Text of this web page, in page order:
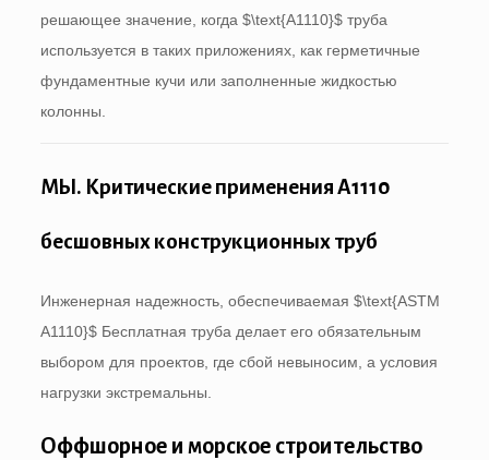
решающее значение, когда $\text{A1110}$труба
используется в таких приложениях, как герметичные
фундаментные кучи или заполненные жидкостью
колонны.
МЫ. Критические применения A1110
бесшовных конструкционных труб
Инженерная надежность, обеспечиваемая $\text{ASTM
A1110}$Бесплатная труба делает его обязательным
выбором для проектов, где сбой невыносим, ​​а условия
нагрузки экстремальны.
Оффшорное и морское строительство